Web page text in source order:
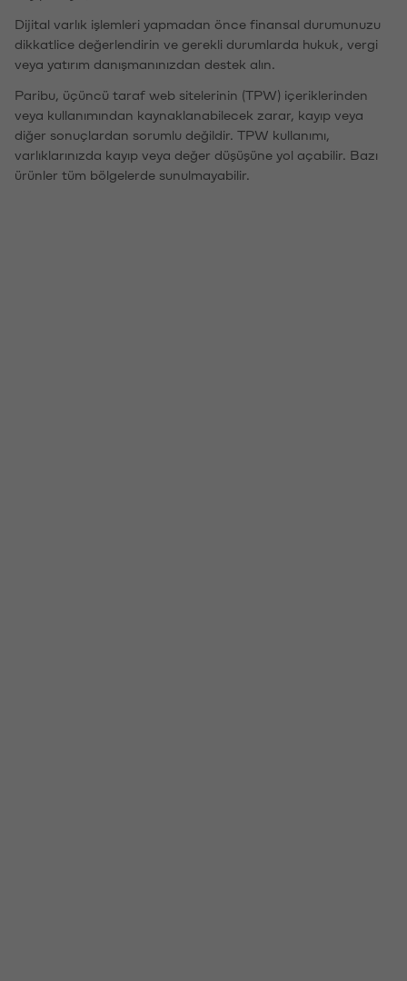
Dijital varlık işlemleri yapmadan önce finansal durumunuzu
dikkatlice değerlendirin ve gerekli durumlarda hukuk, vergi
veya yatırım danışmanınızdan destek alın.
Paribu, üçüncü taraf web sitelerinin (TPW) içeriklerinden
veya kullanımından kaynaklanabilecek zarar, kayıp veya
diğer sonuçlardan sorumlu değildir. TPW kullanımı,
varlıklarınızda kayıp veya değer düşüşüne yol açabilir. Bazı
ürünler tüm bölgelerde sunulmayabilir.